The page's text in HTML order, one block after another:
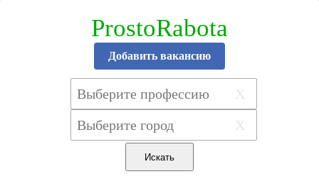
ProstoRabota
Добавить вакансию
X
X